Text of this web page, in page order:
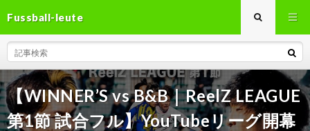
Fussball-leute
【WINNER’S vs B&B｜ReelZ LEAGUE
第1節 試合フル】YouTubeリーグ開幕